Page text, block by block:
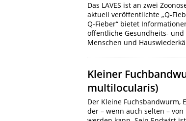
Das LAVES ist an zwei
aktuell veröffentlichte „Q-
Q-Fieber“ bietet
öffentliche Gesundheits-
Menschen und
Kleiner
multilocularis)
Der Kleine Fuchsbandwurm,
der – wenn auch selten –